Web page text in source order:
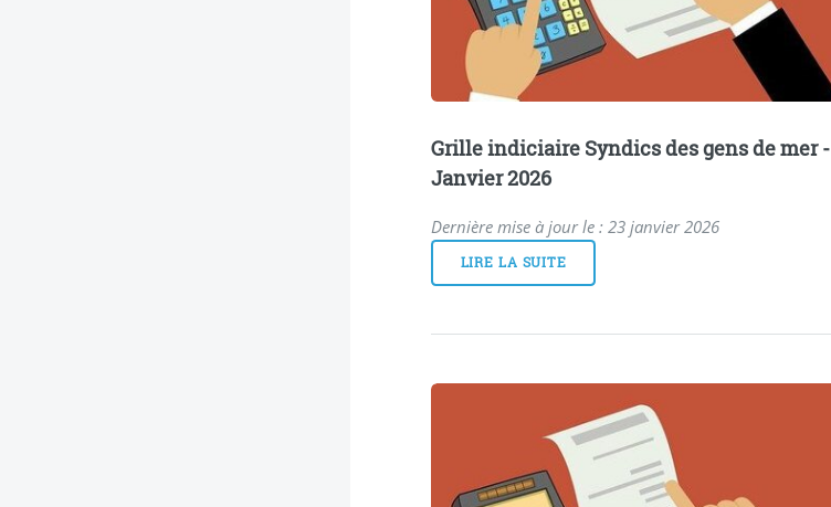
Grille indiciaire Syndics des gens de mer -
Janvier 2026
Dernière mise à jour le : 23 janvier 2026
LIRE LA SUITE